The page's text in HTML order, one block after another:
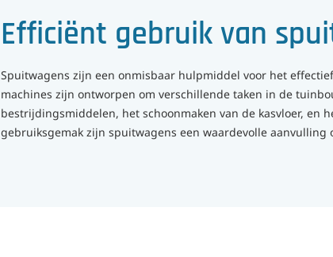
Efficiënt gebruik van
Spuitwagens zijn een onmisbaar hulpmiddel voor het
machines zijn ontworpen om verschillende taken in de
bestrijdingsmiddelen, het schoonmaken van de kasvloer,
gebruiksgemak zijn spuitwagens een waardevolle